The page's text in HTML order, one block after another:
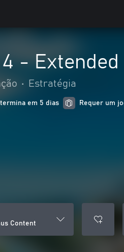
-
• Estratégia
em 5 dias Requer um
Content